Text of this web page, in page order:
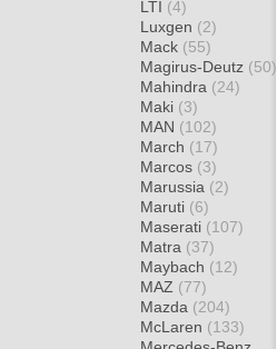
LTI (4)
Luxgen (2)
Mack (55)
Magirus-Deutz (50)
Mahindra (24)
Maki (3)
MAN (102)
March (17)
Marcos (3)
Marussia (2)
Maruti (6)
Maserati (107)
Matra (37)
Maybach (12)
MAZ (77)
Mazda (204)
McLaren (133)